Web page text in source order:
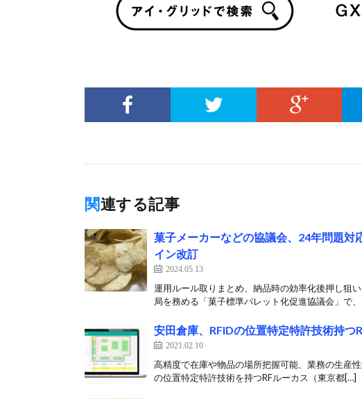
関連する記事
菓子メーカーなどの協議会、24年問題対
イン改訂
2024.05.13
運用ルール取りまとめ、納品時の効率化後押し狙
局を務める「菓子標準パレット化促進協議会」で
安田倉庫、RFIDの位置特定特許技術持つ
2021.02.10
高精度で在庫や物品の場所把握可能、業務の生産
の位置特定特許技術を持つRFルーカス（東京都[…]